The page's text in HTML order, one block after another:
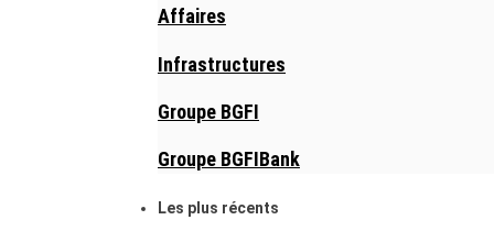
Affaires
Infrastructures
Groupe BGFI
Groupe BGFIBank
Les plus récents